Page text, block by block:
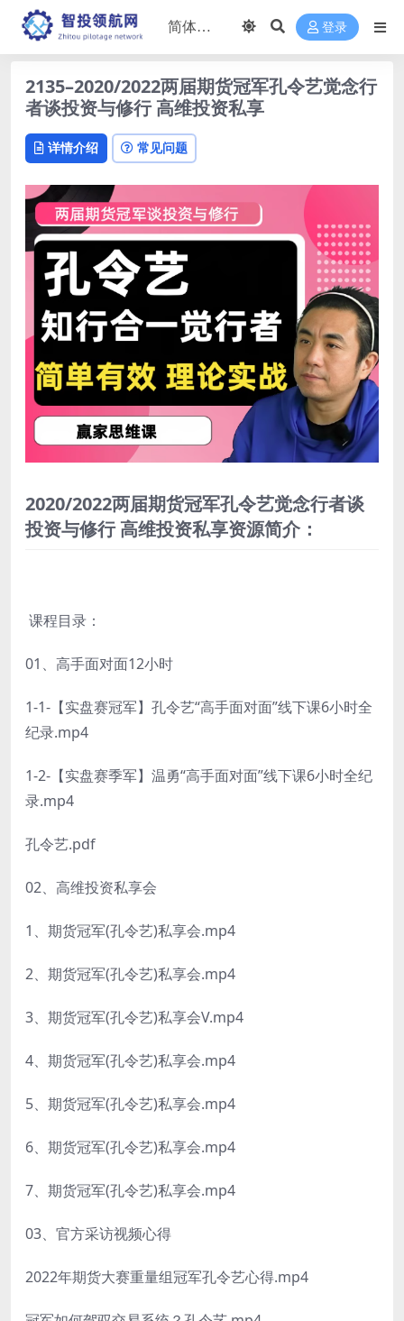
登录
2135–2020/2022两届期货冠军孔令艺觉念行
者谈投资与修行 高维投资私享
详情介绍 常见问题
2020/2022两届期货冠军孔令艺觉念行者谈
投资与修行 高维投资私享资源简介：
课程目录：
01、高手面对面12小时
1-1-【实盘赛冠军】孔令艺“高手面对面”线下课6小时全
纪录.mp4
1-2-【实盘赛季军】温勇“高手面对面”线下课6小时全纪
录.mp4
孔令艺.pdf
02、高维投资私享会
1、期货冠军(孔令艺)私享会.mp4
2、期货冠军(孔令艺)私享会.mp4
3、期货冠军(孔令艺)私享会V.mp4
4、期货冠军(孔令艺)私享会.mp4
5、期货冠军(孔令艺)私享会.mp4
6、期货冠军(孔令艺)私享会.mp4
7、期货冠军(孔令艺)私享会.mp4
03、官方采访视频心得
2022年期货大赛重量组冠军孔令艺心得.mp4